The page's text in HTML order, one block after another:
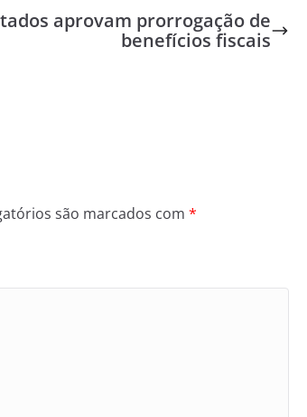
aprovam prorrogação de
benefícios fiscais
são marcados com *